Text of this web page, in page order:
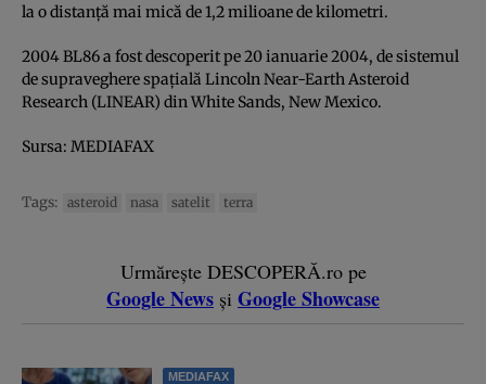
la o distanţă mai mică de 1,2 milioane de kilometri.
2004 BL86 a fost descoperit pe 20 ianuarie 2004, de sistemul
de supraveghere spaţială Lincoln Near-Earth Asteroid
Research (LINEAR) din White Sands, New Mexico.
Sursa: MEDIAFAX
Tags: asteroid nasa satelit terra
Urmărește DESCOPERĂ.ro pe
Google News și Google Showcase
MEDIAFAX